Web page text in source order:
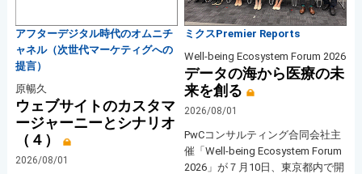
アフターデジタル時代のオムニチ
ャネル（次世代マーケティグへの
提言）
原暢久
ウェブサイトのカスタマ
ージャーニーとシナリオ
（４）
2026/08/01
ミクスPremier Reports
Well-being Ecosystem Forum 2026
データの海から医療の未
来を創る
2026/08/01
PwCコンサルティング合同会社主
催「Well-being Ecosystem Forum
2026」が７月10日、東京都内で開